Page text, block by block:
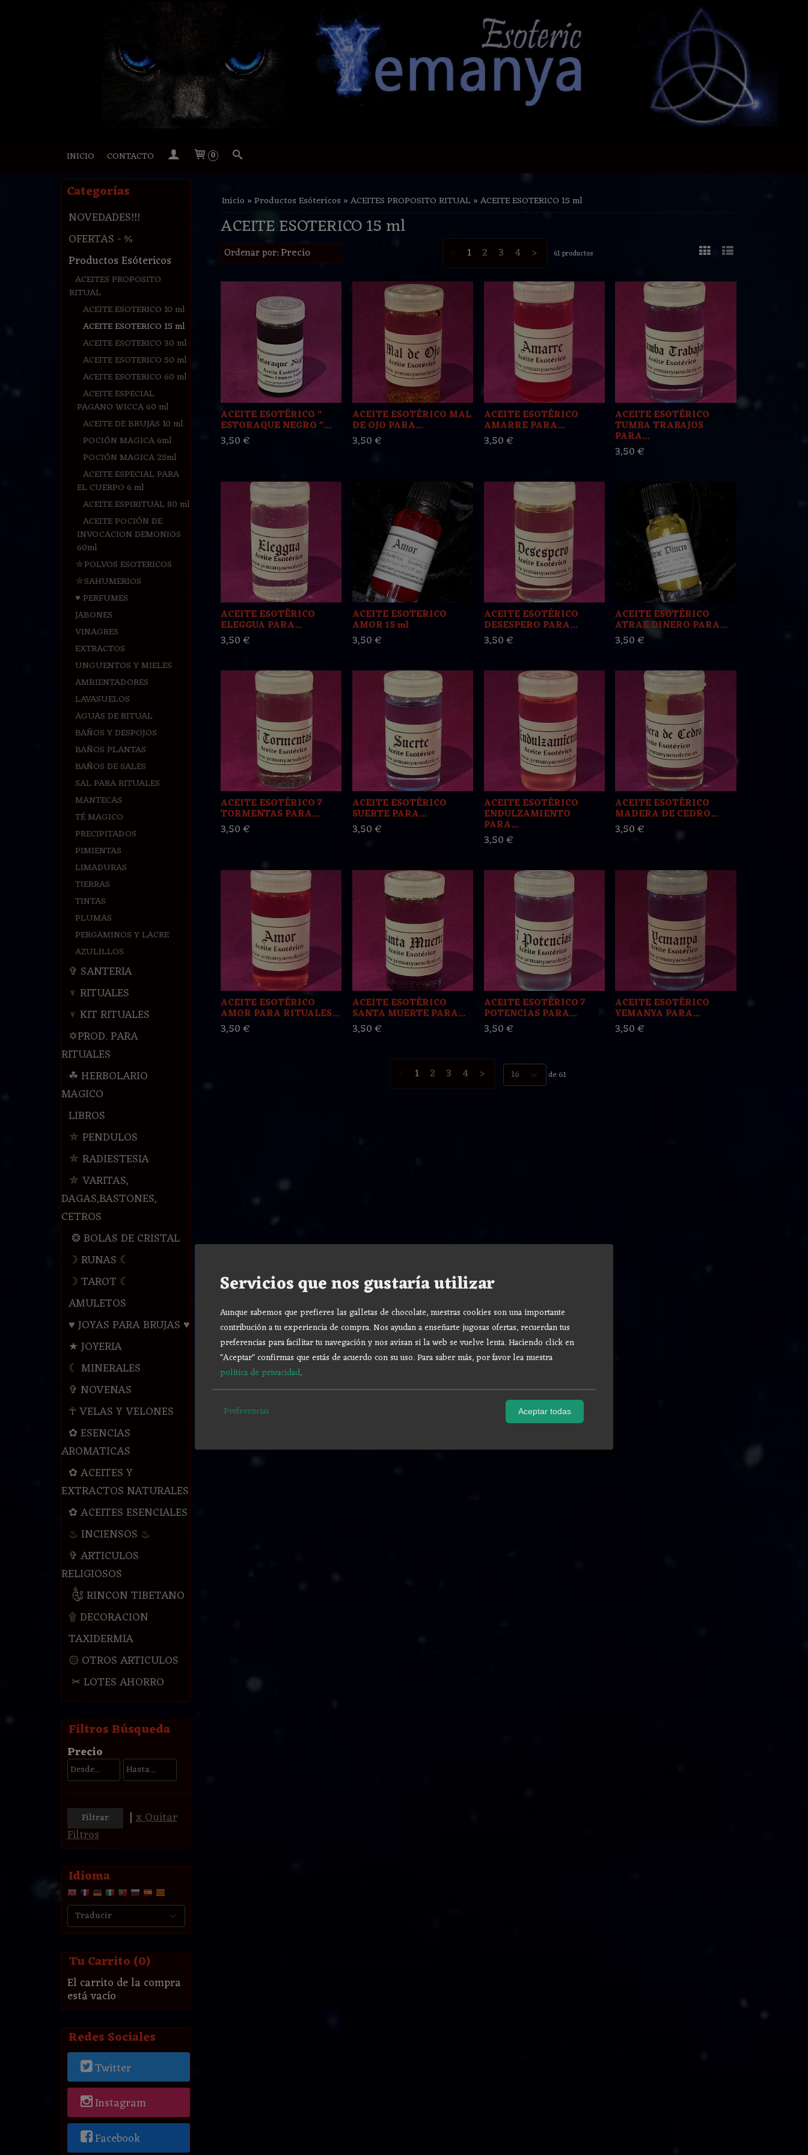
INICIO CONTACTO 0
Categorías
NOVEDADES!!!
OFERTAS - %
Productos Esótericos
ACEITES PROPOSITO
RITUAL
ACEITE ESOTERICO 10 ml
ACEITE ESOTERICO 15 ml
ACEITE ESOTERICO 30 ml
ACEITE ESOTERICO 50 ml
ACEITE ESOTERICO 60 ml
ACEITE ESPECIAL
PAGANO WICCA 60 ml
ACEITE DE BRUJAS 10 ml
POCIÓN MAGICA 6ml
POCIÓN MAGICA 25ml
ACEITE ESPECIAL PARA
EL CUERPO 6 ml
ACEITE ESPIRITUAL 80 ml
ACEITE POCIÓN DE
INVOCACION DEMONIOS
60ml
⛤POLVOS ESOTERICOS
⛤SAHUMERIOS
♥ PERFUMES
JABONES
VINAGRES
EXTRACTOS
UNGUENTOS Y MIELES
AMBIENTADORES
LAVASUELOS
AGUAS DE RITUAL
BAÑOS Y DESPOJOS
BAÑOS PLANTAS
BAÑOS DE SALES
SAL PARA RITUALES
MANTECAS
TÉ MAGICO
PRECIPITADOS
PIMIENTAS
LIMADURAS
TIERRAS
TINTAS
PLUMAS
PERGAMINOS Y LACRE
AZULILLOS
✞ SANTERIA
♆ RITUALES
♆ KIT RITUALES
✡PROD. PARA
RITUALES
☘ HERBOLARIO
MAGICO
LIBROS
⛤ PENDULOS
⛤ RADIESTESIA
⛤ VARITAS,
DAGAS,BASTONES,
CETROS
❂ BOLAS DE CRISTAL
☽ RUNAS ☾
☽ TAROT ☾
AMULETOS
♥ JOYAS PARA BRUJAS ♥
★ JOYERIA
☾ MINERALES
✞ NOVENAS
☥ VELAS Y VELONES
✿ ESENCIAS
AROMATICAS
✿ ACEITES Y
EXTRACTOS NATURALES
✿ ACEITES ESENCIALES
♨ INCIENSOS ♨
✞ ARTICULOS
RELIGIOSOS
༃ RINCON TIBETANO
۩ DECORACION
TAXIDERMIA
۞ OTROS ARTICULOS
✂ LOTES AHORRO
Filtros Búsqueda
Precio
| x Quitar
Filtros
Idioma
Tu Carrito (0)
El carrito de la compra
está vacío
Redes Sociales
Twitter
Instagram
Facebook
Inicio »Productos Esótericos »ACEITES PROPOSITO RITUAL »ACEITE ESOTERICO 15 ml
ACEITE ESOTERICO 15 ml
Ordenar por:Precio 1 2 3 4 > 61 productos
ACEITE ESOTÉRICO "
ESTORAQUE NEGRO "...
3,50 €
ACEITE ESOTÉRICO MAL
DE OJO PARA...
3,50 €
ACEITE ESOTÉRICO
AMARRE PARA...
3,50 €
ACEITE ESOTÉRICO
TUMBA TRABAJOS
PARA...
3,50 €
ACEITE ESOTÉRICO
ELEGGUA PARA...
3,50 €
ACEITE ESOTERICO
AMOR 15 ml
3,50 €
ACEITE ESOTÉRICO
DESESPERO PARA...
3,50 €
ACEITE ESOTÉRICO
ATRAE DINERO PARA...
3,50 €
ACEITE ESOTÉRICO 7
TORMENTAS PARA...
3,50 €
ACEITE ESOTÉRICO
SUERTE PARA...
3,50 €
ACEITE ESOTÉRICO
ENDULZAMIENTO
PARA...
3,50 €
ACEITE ESOTÉRICO
MADERA DE CEDRO...
3,50 €
ACEITE ESOTÉRICO
AMOR PARA RITUALES...
3,50 €
ACEITE ESOTÉRICO
SANTA MUERTE PARA...
3,50 €
ACEITE ESOTÉRICO 7
POTENCIAS PARA...
3,50 €
ACEITE ESOTÉRICO
YEMANYA PARA...
3,50 €
1 2 3 4 > de 61
Servicios que nos gustaría utilizar
Aunque sabemos que prefieres las galletas de chocolate, nuestras cookies son una importante
contribución a tu experiencia de compra. Nos ayudan a enseñarte jugosas ofertas, recuerdan tus
preferencias para facilitar tu navegación y nos avisan si la web se vuelve lenta. Haciendo click en
"Aceptar" confirmas que estás de acuerdo con su uso.Para saber más, por favor lea nuestra
política de privacidad.
Preferencias Aceptar todas